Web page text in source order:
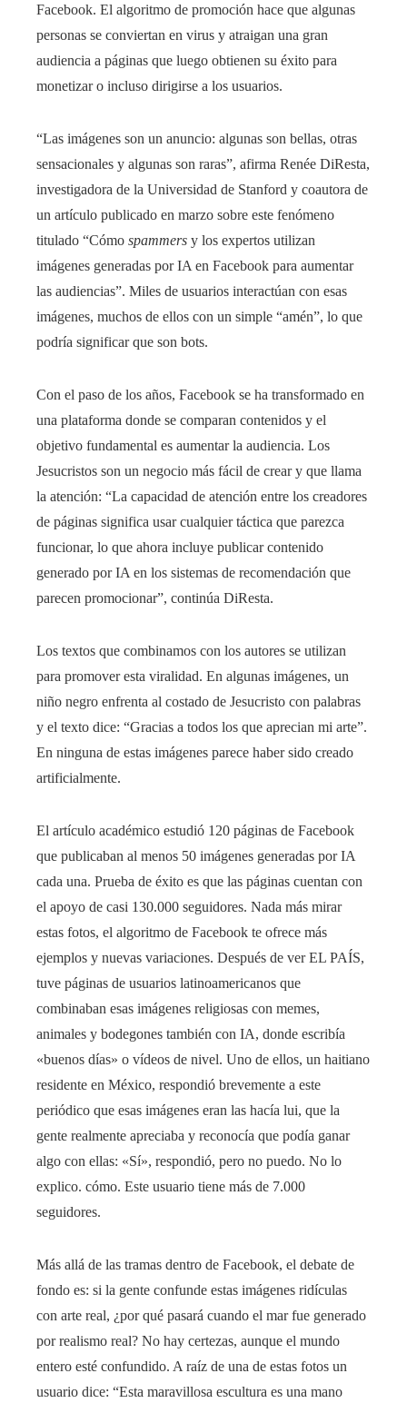
Facebook. El algoritmo de promoción hace que algunas
personas se conviertan en virus y atraigan una gran
audiencia a páginas que luego obtienen su éxito para
monetizar o incluso dirigirse a los usuarios.
“Las imágenes son un anuncio: algunas son bellas, otras
sensacionales y algunas son raras”, afirma Renée DiResta,
investigadora de la Universidad de Stanford y coautora de
un artículo publicado en marzo sobre este fenómeno
titulado “Cómo spammers y los expertos utilizan
imágenes generadas por IA en Facebook para aumentar
las audiencias”. Miles de usuarios interactúan con esas
imágenes, muchos de ellos con un simple “amén”, lo que
podría significar que son bots.
Con el paso de los años, Facebook se ha transformado en
una plataforma donde se comparan contenidos y el
objetivo fundamental es aumentar la audiencia. Los
Jesucristos son un negocio más fácil de crear y que llama
la atención: “La capacidad de atención entre los creadores
de páginas significa usar cualquier táctica que parezca
funcionar, lo que ahora incluye publicar contenido
generado por IA en los sistemas de recomendación que
parecen promocionar”, continúa DiResta.
Los textos que combinamos con los autores se utilizan
para promover esta viralidad. En algunas imágenes, un
niño negro enfrenta al costado de Jesucristo con palabras
y el texto dice: “Gracias a todos los que aprecian mi arte”.
En ninguna de estas imágenes parece haber sido creado
artificialmente.
El artículo académico estudió 120 páginas de Facebook
que publicaban al menos 50 imágenes generadas por IA
cada una. Prueba de éxito es que las páginas cuentan con
el apoyo de casi 130.000 seguidores. Nada más mirar
estas fotos, el algoritmo de Facebook te ofrece más
ejemplos y nuevas variaciones. Después de ver EL PAÍS,
tuve páginas de usuarios latinoamericanos que
combinaban esas imágenes religiosas con memes,
animales y bodegones también con IA, donde escribía
«buenos días» o vídeos de nivel. Uno de ellos, un haitiano
residente en México, respondió brevemente a este
periódico que esas imágenes eran las hacía lui, que la
gente realmente apreciaba y reconocía que podía ganar
algo con ellas: «Sí», respondió, pero no puedo. No lo
explico. cómo. Este usuario tiene más de 7.000
seguidores.
Más allá de las tramas dentro de Facebook, el debate de
fondo es: si la gente confunde estas imágenes ridículas
con arte real, ¿por qué pasará cuando el mar fue generado
por realismo real? No hay certezas, aunque el mundo
entero esté confundido. A raíz de una de estas fotos un
usuario dice: “Esta maravillosa escultura es una mano